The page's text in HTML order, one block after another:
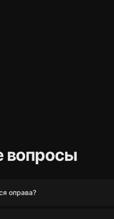
вопросы
оправа?